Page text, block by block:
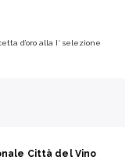
d’oro alla I° selezione
Città del Vino